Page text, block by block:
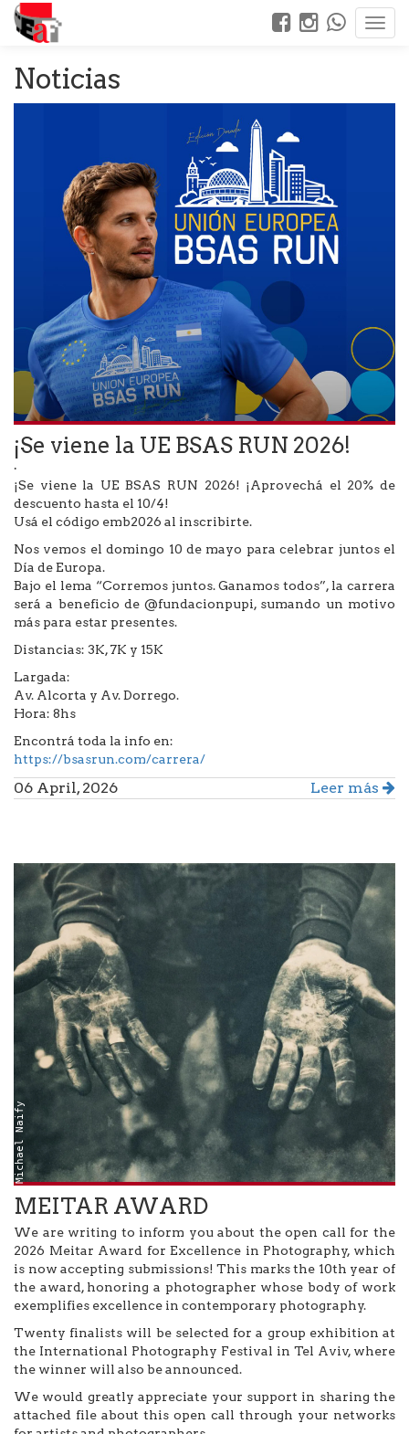
Noticias
¡Se viene la UE BSAS RUN 2026!
.
¡Se viene la UE BSAS RUN 2026! ¡Aprovechá el 20% de
descuento hasta el 10/4!
Usá el código emb2026 al inscribirte.
Nos vemos el domingo 10 de mayo para celebrar juntos el
Día de Europa.
Bajo el lema “Corremos juntos. Ganamos todos”, la carrera
será a beneficio de @fundacionpupi, sumando un motivo
más para estar presentes.
Distancias: 3K, 7K y 15K
Largada:
Av. Alcorta y Av. Dorrego.
Hora: 8hs
Encontrá toda la info en:
https://bsasrun.com/carrera/
06 April, 2026 Leer más
Michael Naify
MEITAR AWARD
We are writing to inform you about the open call for the
2026 Meitar Award for Excellence in Photography, which
is now accepting submissions! This marks the 10th year of
the award, honoring a photographer whose body of work
exemplifies excellence in contemporary photography.
Twenty finalists will be selected for a group exhibition at
the International Photography Festival in Tel Aviv, where
the winner will also be announced.
We would greatly appreciate your support in sharing the
attached file about this open call through your networks